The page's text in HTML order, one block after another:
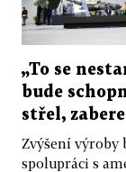
„To se
bude
střel,
Zvýšení výroby
spolupráci s